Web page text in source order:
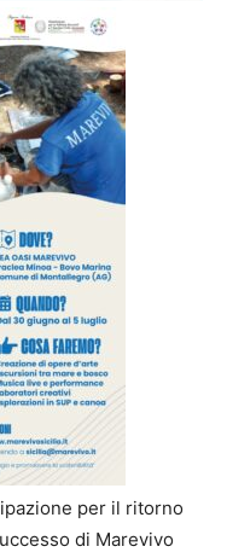
per il ritorno
di Marevivo